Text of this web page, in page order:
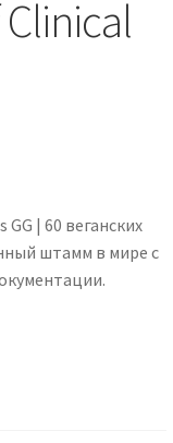
| 60 веганских
штамм в мире с